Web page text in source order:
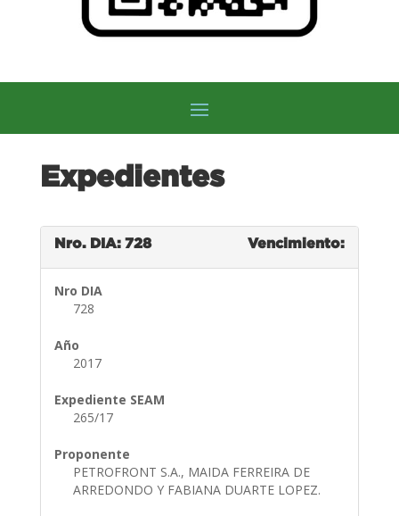
Expedientes
Nro. DIA: 728 Vencimiento:
Nro DIA
728
Año
2017
Expediente SEAM
265/17
Proponente
PETROFRONT S.A., MAIDA FERREIRA DE
ARREDONDO Y FABIANA DUARTE LOPEZ.